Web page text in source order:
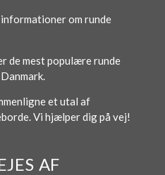
informationer om runde
de mest populære runde
et utal af
Vi hjælper dig på vej!
AF